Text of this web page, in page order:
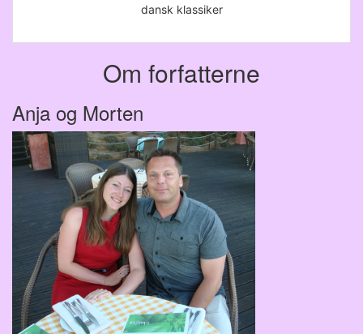
dansk klassiker
Om forfatterne
Anja og Morten